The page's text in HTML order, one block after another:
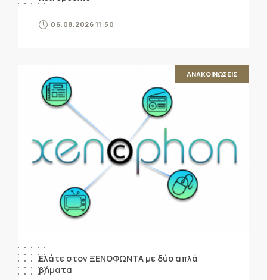
06.08.2026 11:50
ΑΝΑΚΟΙΝΩΣΕΙΣ
Ελάτε στον ΞΕΝΟΦΩΝΤΑ με δύο απλά
βήματα